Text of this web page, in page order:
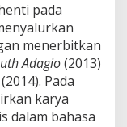
pada
menerbitkan
Adagio(2013)
Pada
karya
dalam bahasa